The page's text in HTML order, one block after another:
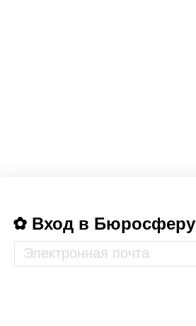
Вход в Бюросферу